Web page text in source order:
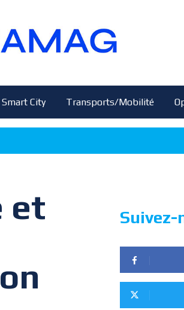
Smart City Transports/Mobilité
et
Suivez-